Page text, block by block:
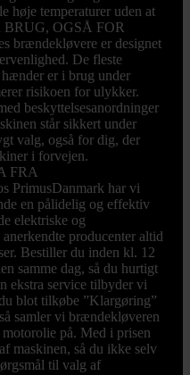
høje temperaturer uden at
OGSÅ FOR
brændekløvere er designet
De fleste
er i brug under
risikoen for ulykker.
beskyttelsesanordninger
står sikkert under
valg, også for dig, der
i forvejen.
FRA
har vi
en pålidelig og effektiv
elektriske og
producenter altid
Bestiller du inden kl. 12
samme dag, så du hurtigt
ekstra service tilbyder vi
blot tilkøbe ”Klargøring”
samler vi brændekløveren
på. Med i prisen
maskinen, så du ikke selv
til valg af